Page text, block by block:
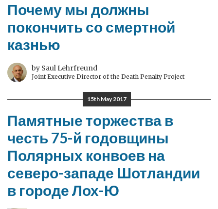
Почему мы должны
покончить со смертной
казнью
by Saul Lehrfreund
Joint Executive Director of the Death Penalty Project
15th May 2017
Памятные торжества в
честь 75-й годовщины
Полярных конвоев на
северо-западе Шотландии
в городе Лох-Ю